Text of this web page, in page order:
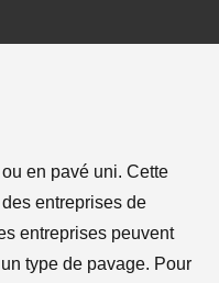
en pavé uni. Cette
entreprises de
entreprises peuvent
type de pavage. Pour